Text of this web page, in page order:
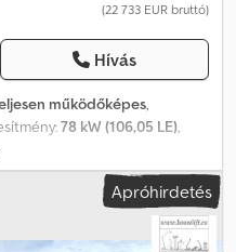
(22 733 EUR bruttó)
Hívás
működőképes,
78 kW (106,05 LE),
állapota:80 százalék,
mechanikai,
2014,
szervokormány, Iveco Daily
Apróhirdetés